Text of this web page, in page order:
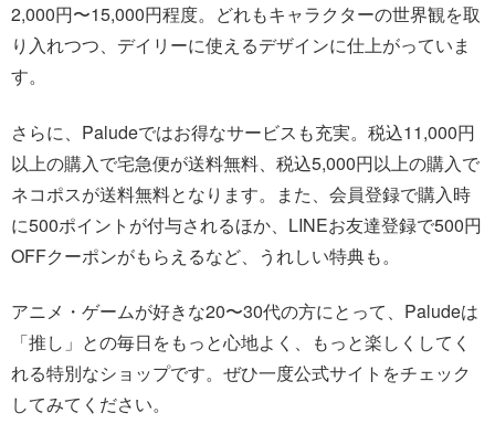
2,000円〜15,000円程度。どれもキャラクターの世界観を取
り入れつつ、デイリーに使えるデザインに仕上がっていま
す。
さらに、Paludeではお得なサービスも充実。税込11,000円
以上の購入で宅急便が送料無料、税込5,000円以上の購入で
ネコポスが送料無料となります。また、会員登録で購入時
に500ポイントが付与されるほか、LINEお友達登録で500円
OFFクーポンがもらえるなど、うれしい特典も。
アニメ・ゲームが好きな20〜30代の方にとって、Paludeは
「推し」との毎日をもっと心地よく、もっと楽しくしてく
れる特別なショップです。ぜひ一度公式サイトをチェック
してみてください。